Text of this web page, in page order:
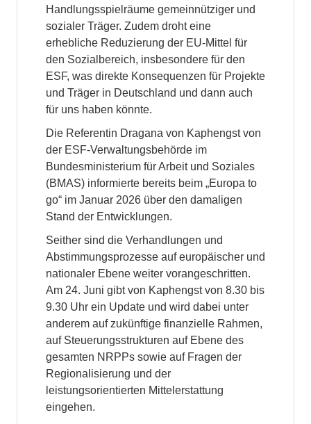
Handlungsspielräume gemeinnütziger und
sozialer Träger. Zudem droht eine
erhebliche Reduzierung der EU-Mittel für
den Sozialbereich, insbesondere für den
ESF, was direkte Konsequenzen für Projekte
und Träger in Deutschland und dann auch
für uns haben könnte.
Die Referentin Dragana von Kaphengst von
der ESF-Verwaltungsbehörde im
Bundesministerium für Arbeit und Soziales
(BMAS) informierte bereits beim „Europa to
go“ im Januar 2026 über den damaligen
Stand der Entwicklungen.
Seither sind die Verhandlungen und
Abstimmungsprozesse auf europäischer und
nationaler Ebene weiter vorangeschritten.
Am 24. Juni gibt von Kaphengst von 8.30 bis
9.30 Uhr ein Update und wird dabei unter
anderem auf zukünftige finanzielle Rahmen,
auf Steuerungsstrukturen auf Ebene des
gesamten NRPPs sowie auf Fragen der
Regionalisierung und der
leistungsorientierten Mittelerstattung
eingehen.